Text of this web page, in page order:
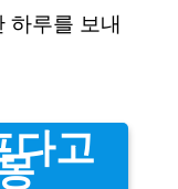
하루를 보내
다고